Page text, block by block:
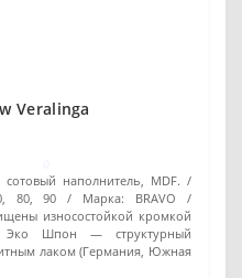
Veralinga
наполнитель, MDF.
80, 90 Марка:
BRAVO
износостойкой кромкой
Эко Шпон — структурный
лаком (Германия, Южная